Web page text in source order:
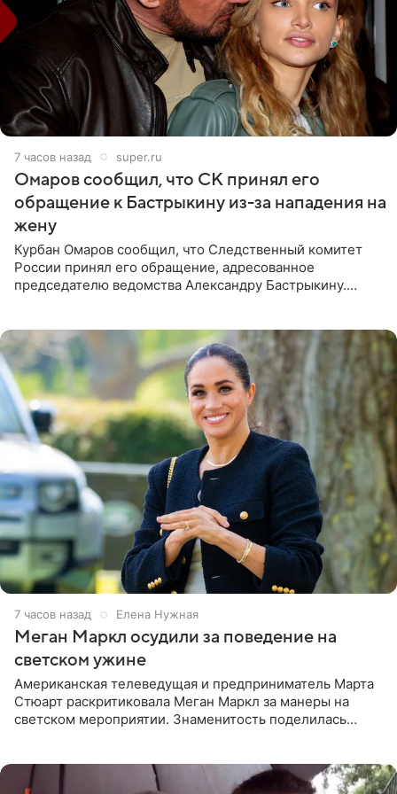
7 часов назад super.ru
Омаров сообщил, что СК принял его
обращение к Бастрыкину из-за нападения на
жену
Курбан Омаров сообщил, что Следственный комитет
России принял его обращение, адресованное
председателю ведомства Александру Бастрыкину.
7 часов назад Елена Нужная
Меган Маркл осудили за поведение на
светском ужине
Американская телеведущая и предприниматель Марта
Стюарт раскритиковала Меган Маркл за манеры на
светском мероприятии. Знаменитость поделилась